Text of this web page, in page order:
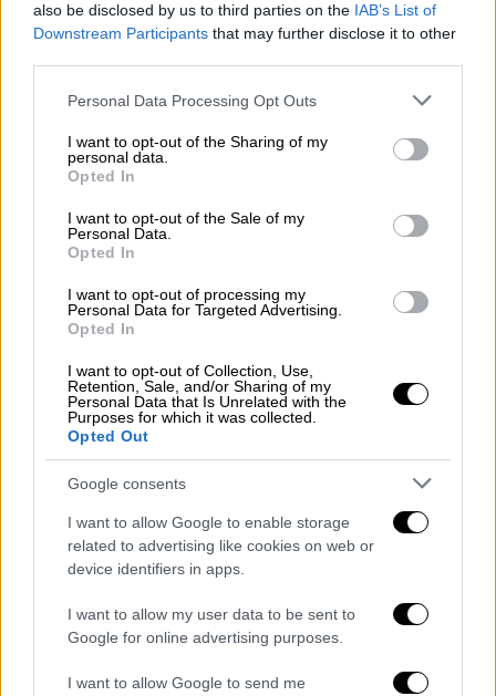
also be disclosed by us to third parties on the IAB’s List of
Downstream Participants that may further disclose it to other
Please note that this website/app uses one or more Google
not limited to your visit or usage behaviour. You may click to
grant or deny consent to Google and its third-party tags to
use your data for below specified purposes in below Google
consent section.
Personal Data Processing Opt Outs
I want to opt-out of the Sharing of my
personal data.
Opted In
I want to opt-out of the Sale of my
Personal Data.
Opted In
I want to opt-out of processing my
Personal Data for Targeted Advertising.
Opted In
I want to opt-out of Collection, Use,
Retention, Sale, and/or Sharing of my
Personal Data that Is Unrelated with the
Purposes for which it was collected.
Opted Out
Google consents
I want to allow Google to enable storage
related to advertising like cookies on web or
device identifiers in apps.
I want to allow my user data to be sent to
Google for online advertising purposes.
I want to allow Google to send me
Αθλητισμός|17.05.2026 21:56
Live η φιέστα της ΑΕΚ στη Νέα
Οι Κιτρινόμαυροι γιορτάζουν την κατάκτηση
του 14ου πρωταθλήματος Ελλάδας